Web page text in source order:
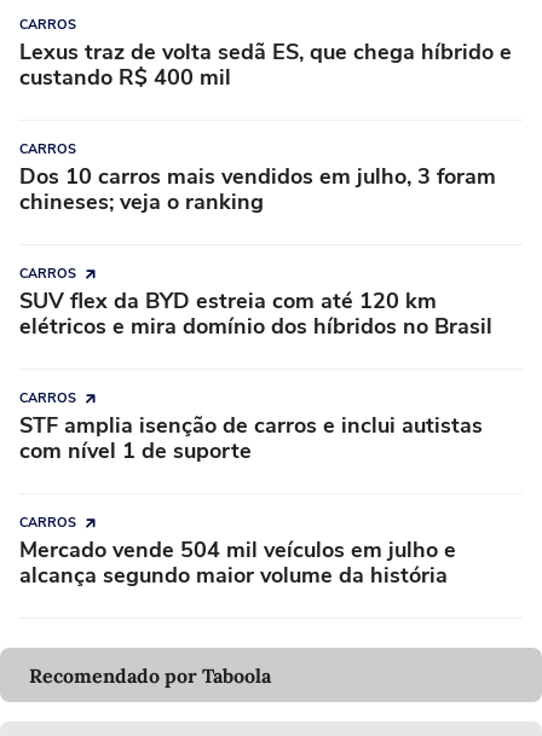
CARROS
Lexus traz de volta sedã ES, que chega híbrido e
custando R$ 400 mil
CARROS
Dos 10 carros mais vendidos em julho, 3 foram
chineses; veja o ranking
CARROS
SUV flex da BYD estreia com até 120 km
elétricos e mira domínio dos híbridos no Brasil
CARROS
STF amplia isenção de carros e inclui autistas
com nível 1 de suporte
CARROS
Mercado vende 504 mil veículos em julho e
alcança segundo maior volume da história
Recomendado por Taboola